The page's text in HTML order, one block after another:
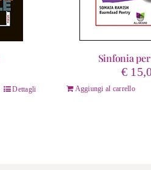
Dettagli
Sinfonia
€
Aggiungi al carrello